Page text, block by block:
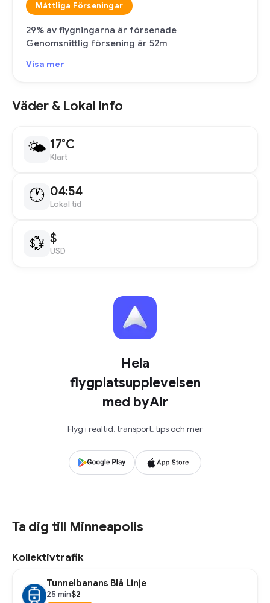
Måttliga Förseningar
29% av flygningarna är försenade
Genomsnittlig försening är 52m
Visa mer
Väder & Lokal info
🌤 17°C
Klart
🕐 04:54
Lokal tid
💱 $
USD
Hela
flygplatsupplevelsen
med byAir
Flyg i realtid, transport, tips och mer
Ta dig till Minneapolis
Kollektivtrafik
Tunnelbanans Blå Linje
25 min$2